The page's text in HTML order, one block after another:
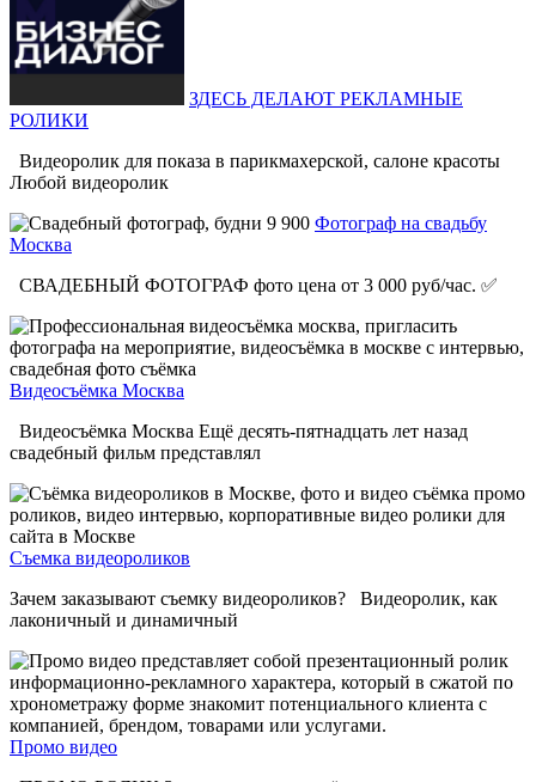
ЗДЕСЬ ДЕЛАЮТ РЕКЛАМНЫЕ
РОЛИКИ
Видеоролик для показа в парикмахерской, салоне красоты
Любой видеоролик
Фотограф на свадьбу
Москва
СВАДЕБНЫЙ ФОТОГРАФ фото цена от 3 000 руб/час. ✅
Видеосъёмка Москва
Видеосъёмка Москва Ещё десять-пятнадцать лет назад
свадебный фильм представлял
Съемка видеороликов
Зачем заказывают съемку видеороликов? Видеоролик, как
лаконичный и динамичный
Промо видео